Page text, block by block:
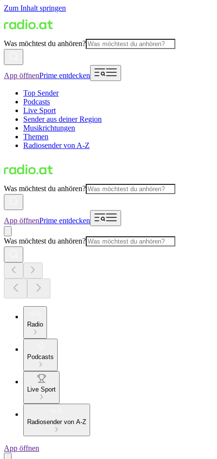
Zum Inhalt springen
Was möchtest du anhören?
App öffnenPrime entdecken
Top Sender
Podcasts
Live Sport
Sender aus deiner Region
Musikrichtungen
Themen
Radiosender von A-Z
Was möchtest du anhören?
App öffnenPrime entdecken
Was möchtest du anhören?
Radio
Podcasts
Live Sport
Radiosender von A-Z
App öffnen